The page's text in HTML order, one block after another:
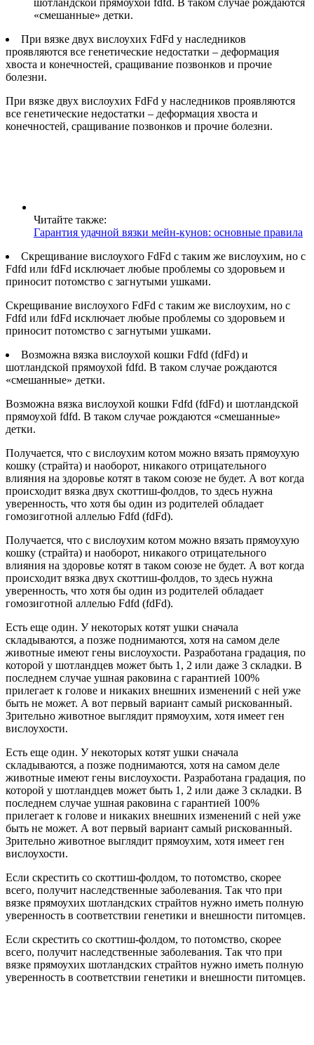
шотландской прямоухой fdfd. В таком случае рождаются
«смешанные» детки.
При вязке двух вислоухих FdFd у наследников
проявляются все генетические недостатки – деформация
хвоста и конечностей, сращивание позвонков и прочие
болезни.
При вязке двух вислоухих FdFd у наследников проявляются
все генетические недостатки – деформация хвоста и
конечностей, сращивание позвонков и прочие болезни.
Читайте также:
Гарантия удачной вязки мейн-кунов: основные правила
Скрещивание вислоухого FdFd с таким же вислоухим, но с
Fdfd или fdFd исключает любые проблемы со здоровьем и
приносит потомство с загнутыми ушками.
Скрещивание вислоухого FdFd с таким же вислоухим, но с
Fdfd или fdFd исключает любые проблемы со здоровьем и
приносит потомство с загнутыми ушками.
Возможна вязка вислоухой кошки Fdfd (fdFd) и
шотландской прямоухой fdfd. В таком случае рождаются
«смешанные» детки.
Возможна вязка вислоухой кошки Fdfd (fdFd) и шотландской
прямоухой fdfd. В таком случае рождаются «смешанные»
детки.
Получается, что с вислоухим котом можно вязать прямоухую
кошку (страйта) и наоборот, никакого отрицательного
влияния на здоровье котят в таком союзе не будет. А вот когда
происходит вязка двух скоттиш-фолдов, то здесь нужна
уверенность, что хотя бы один из родителей обладает
гомозиготной аллелью Fdfd (fdFd).
Получается, что с вислоухим котом можно вязать прямоухую
кошку (страйта) и наоборот, никакого отрицательного
влияния на здоровье котят в таком союзе не будет. А вот когда
происходит вязка двух скоттиш-фолдов, то здесь нужна
уверенность, что хотя бы один из родителей обладает
гомозиготной аллелью Fdfd (fdFd).
Есть еще один. У некоторых котят ушки сначала
складываются, а позже поднимаются, хотя на самом деле
животные имеют гены вислоухости. Разработана градация, по
которой у шотландцев может быть 1, 2 или даже 3 складки. В
последнем случае ушная раковина с гарантией 100%
прилегает к голове и никаких внешних изменений с ней уже
быть не может. А вот первый вариант самый рискованный.
Зрительно животное выглядит прямоухим, хотя имеет ген
вислоухости.
Есть еще один. У некоторых котят ушки сначала
складываются, а позже поднимаются, хотя на самом деле
животные имеют гены вислоухости. Разработана градация, по
которой у шотландцев может быть 1, 2 или даже 3 складки. В
последнем случае ушная раковина с гарантией 100%
прилегает к голове и никаких внешних изменений с ней уже
быть не может. А вот первый вариант самый рискованный.
Зрительно животное выглядит прямоухим, хотя имеет ген
вислоухости.
Если скрестить со скоттиш-фолдом, то потомство, скорее
всего, получит наследственные заболевания. Так что при
вязке прямоухих шотландских страйтов нужно иметь полную
уверенность в соответствии генетики и внешности питомцев.
Если скрестить со скоттиш-фолдом, то потомство, скорее
всего, получит наследственные заболевания. Так что при
вязке прямоухих шотландских страйтов нужно иметь полную
уверенность в соответствии генетики и внешности питомцев.